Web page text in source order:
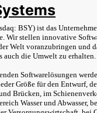
BSY) ist das
Wir stellen innovative
Welt voranzubringen und
die Umwelt zu erhalten.
Softwarelösungen
Größe für den Entwurf,
Brücken, im
Wasser und Abwasser,